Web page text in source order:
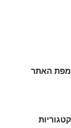
מפת האתר
קטגוריות